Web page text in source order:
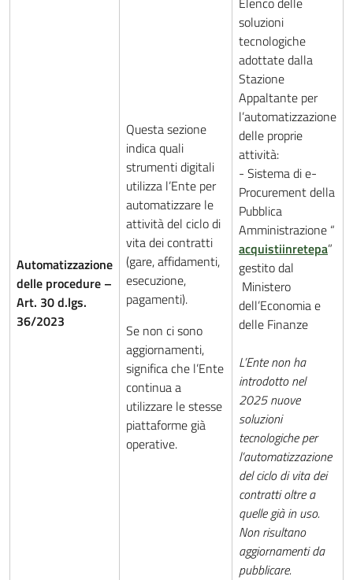
Automatizzazione
delle procedure –
Art. 30 d.lgs.
36/2023
Questa sezione
indica quali
strumenti digitali
utilizza l’Ente per
automatizzare le
attività del ciclo di
vita dei contratti
(gare, affidamenti,
esecuzione,
pagamenti).
Se non ci sono
aggiornamenti,
significa che l’Ente
continua a
utilizzare le stesse
piattaforme già
operative.
soluzioni
tecnologiche
adottate dalla
Stazione
Appaltante per
l’automatizzazione
delle proprie
attività:
- Sistema di e-
Procurement della
Pubblica
Amministrazione “
acquistiinretepa”
gestito dal
Ministero
dell’Economia e
delle Finanze
L’Ente non ha
introdotto nel
2025 nuove
soluzioni
tecnologiche per
l’automatizzazione
del ciclo di vita dei
contratti oltre a
quelle già in uso.
Non risultano
aggiornamenti da
pubblicare.